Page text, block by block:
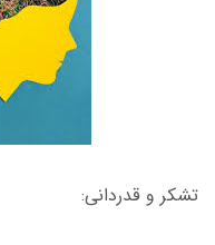
تشکر و قدردانی: